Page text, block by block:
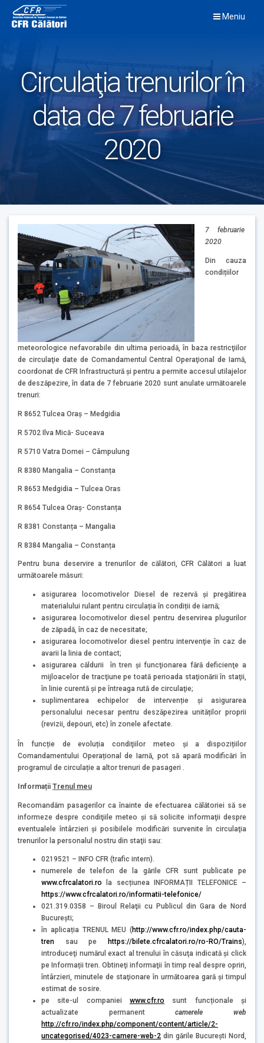
content
Meniu
Circulaţia trenurilor în
data de 7 februarie
2020
7 februarie
2020
Din cauza
condițiilor
meteorologice nefavorabile din ultima perioadă, în baza restricţiilor
de circulaţie date de Comandamentul Central Operaţional de Iarnă,
coordonat de CFR Infrastructură și pentru a permite accesul utilajelor
de deszăpezire, în data de 7 februarie 2020 sunt anulate următoarele
trenuri:
R 8652 Tulcea Oraș – Medgidia
R 5702 Ilva Mică- Suceava
R 5710 Vatra Dornei – Câmpulung
R 8380 Mangalia – Constanța
R 8653 Medgidia – Tulcea Oras
R 8654 Tulcea Oraș- Constanța
R 8381 Constanța – Mangalia
R 8384 Mangalia – Constanța
Pentru buna deservire a trenurilor de călători, CFR Călători a luat
următoarele măsuri:
asigurarea locomotivelor Diesel de rezervă și pregătirea
materialului rulant pentru circulația în condiții de iarnă;
asigurarea locomotivelor diesel pentru deservirea plugurilor
de zăpadă, în caz de necesitate;
asigurarea locomotivelor diesel pentru intervenţie în caz de
avarii la linia de contact;
asigurarea căldurii în tren şi funcţionarea fără deficienţe a
mijloacelor de tracţiune pe toată perioada staţionării în staţii,
în linie curentă şi pe întreaga rută de circulaţie;
suplimentarea echipelor de intervenție și asigurarea
personalului necesar pentru deszăpezirea unităților proprii
(revizii, depouri, etc) în zonele afectate.
În funcție de evoluția condiţiilor meteo și a dispozițiilor
Comandamentului Operațional de Iarnă, pot să apară modificări în
programul de circulație a altor trenuri de pasageri .
Informații Trenul meu
Recomandăm pasagerilor ca înainte de efectuarea călătoriei să se
informeze despre condiţiile meteo şi să solicite informaţii despre
eventualele întârzieri şi posibilele modificări survenite în circulaţia
trenurilor la personalul nostru din staţii sau:
0219521 – INFO CFR (trafic intern).
numerele de telefon de la gările CFR sunt publicate pe
www.cfrcalatori.ro la secțiunea INFORMAȚII TELEFONICE –
https://www.cfrcalatori.ro/informatii-telefonice/
021.319.0358 – Biroul Relaţii cu Publicul din Gara de Nord
București;
în aplicația TRENUL MEU (http://www.cfr.ro/index.php/cauta-
tren sau pe https://bilete.cfrcalatori.ro/ro-RO/Trains),
introduceţi numărul exact al trenului în căsuţa indicată şi click
pe Informații tren. Obtineţi informaţii în timp real despre opriri,
întârzieri, minutele de staţionare în următoarea gară şi timpul
estimat de sosire.
pe site-ul companiei www.cfr.ro sunt funcționale și
actualizate permanentcamerele web
http://cfr.ro/index.php/component/content/article/2-
uncategorised/4023-camere-web-2 din gările București Nord,